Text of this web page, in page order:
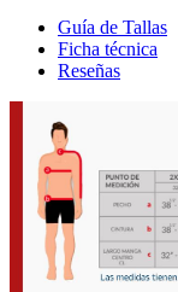
Guía de Tallas
Ficha técnica
Reseñas